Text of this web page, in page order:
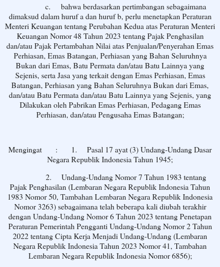
c.
bahwa berdasarkan pertimbangan sebagaimana
dimaksud dalam huruf a dan huruf b, perlu menetapkan Peraturan
Menteri Keuangan tentang Perubahan Kedua atas Peraturan Menteri
Keuangan Nomor 48 Tahun 2023 tentang Pajak Penghasilan
dan/atau Pajak Pertambahan Nilai atas Penjualan/Penyerahan Emas
Perhiasan, Emas Batangan, Perhiasan yang Bahan Seluruhnya
Bukan dari Emas, Batu Permata dan/atau Batu Lainnya yang
Sejenis, serta Jasa yang terkait dengan Emas Perhiasan, Emas
Batangan, Perhiasan yang Bahan Seluruhnya Bukan dari Emas,
dan/atau Batu Permata dan/atau Batu Lainnya yang Sejenis, yang
Dilakukan oleh Pabrikan Emas Perhiasan, Pedagang Emas
Perhiasan, dan/atau Pengusaha Emas Batangan;
Mengingat : 1.
Pasal 17 ayat (3) Undang-Undang Dasar
Negara Republik Indonesia Tahun 1945;
2.
Undang-Undang Nomor 7 Tahun 1983 tentang
Pajak Penghasilan (Lembaran Negara Republik Indonesia Tahun
1983 Nomor 50, Tambahan Lembaran Negara Republik Indonesia
Nomor 3263) sebagaimana telah beberapa kali diubah terakhir
dengan Undang-Undang Nomor 6 Tahun 2023 tentang Penetapan
Peraturan Pemerintah Pengganti Undang-Undang Nomor 2 Tahun
2022 tentang Cipta Kerja Menjadi Undang-Undang (Lembaran
Negara Republik Indonesia Tahun 2023 Nomor 41, Tambahan
Lembaran Negara Republik Indonesia Nomor 6856);